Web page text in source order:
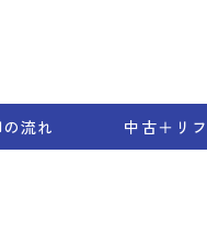
流れ 中古＋リ